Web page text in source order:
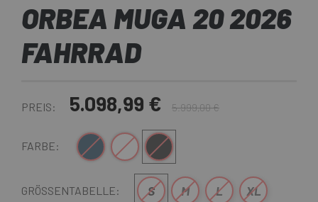
ORBEA MUGA 20 2026
FAHRRAD
PREIS: 5.098,99 € 5.999,00 €
FARBE:Blau Schwarz
Schwarz-Weiss
Braun schwarz
GRÖSSENTABELLE: S M L XL